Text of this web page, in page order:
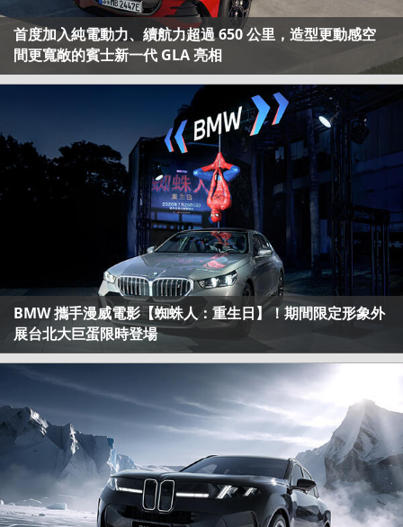
首度加入純電動力、續航力超過 650 公里，造型更動感空
間更寬敞的賓士新一代 GLA 亮相
BMW 攜手漫威電影【蜘蛛人：重生日】！期間限定形象外
展台北大巨蛋限時登場